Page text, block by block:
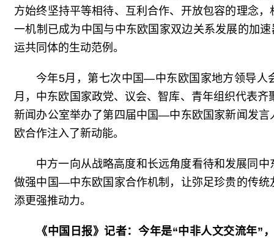
方始终坚持平等相待、互利合作、开放包容的理念
一机制已成为中国与中东欧国家双边关系发展的加
运共同体的生动范例。
今年5月，第七次中国—中东欧国家地方领导人
月，中东欧国家政党、议会、智库、青年组织代表
新闻办公室举办了第四届中国—中东欧国家新闻发
欧合作注入了新动能。
中方一向从战略高度和长远角度看待和发展同
做强中国—中东欧国家合作机制，让弥足珍贵的传
添更强推动力。
《中国日报》记者：今年是“中非人文交流年